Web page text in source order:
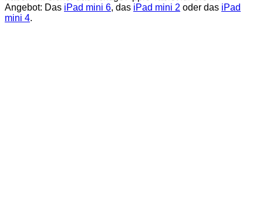
Angebot: Das iPad mini 6, das iPad mini 2 oder das iPad
mini 4.